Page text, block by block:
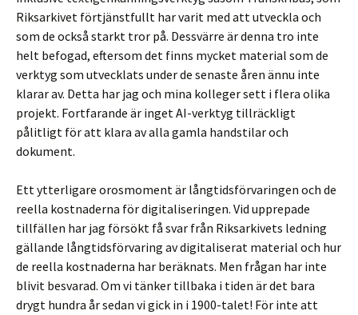
Riksarkivet förtjänstfullt har varit med att utveckla och
som de också starkt tror på. Dessvärre är denna tro inte
helt befogad, eftersom det finns mycket material som de
verktyg som utvecklats under de senaste åren ännu inte
klarar av. Detta har jag och mina kolleger sett i flera olika
projekt. Fortfarande är inget AI-verktyg tillräckligt
pålitligt för att klara av alla gamla handstilar och
dokument.
Ett ytterligare orosmoment är långtidsförvaringen och de
reella kostnaderna för digitaliseringen. Vid upprepade
tillfällen har jag försökt få svar från Riksarkivets ledning
gällande långtidsförvaring av digitaliserat material och hur
de reella kostnaderna har beräknats. Men frågan har inte
blivit besvarad. Om vi tänker tillbaka i tiden är det bara
drygt hundra år sedan vi gick in i 1900-talet! För inte att